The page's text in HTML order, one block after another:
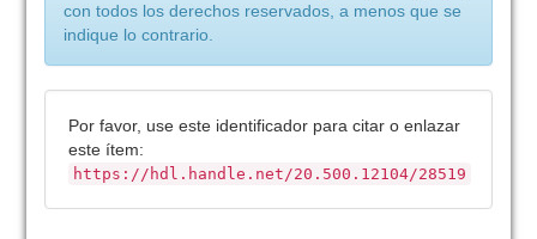
con todos los derechos reservados, a menos que se
indique lo contrario.
Por favor, use este identificador para citar o enlazar
este ítem:
https://hdl.handle.net/20.500.12104/28519